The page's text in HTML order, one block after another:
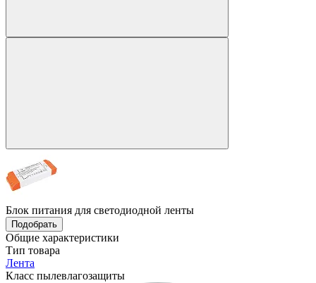
Блок питания для светодиодной ленты
Подобрать
Общие характеристики
Тип товара
Лента
Класс пылевлагозащиты